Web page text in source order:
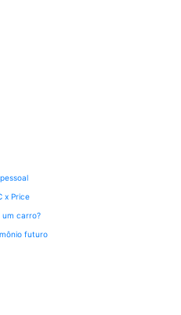
x Price
um carro?
futuro